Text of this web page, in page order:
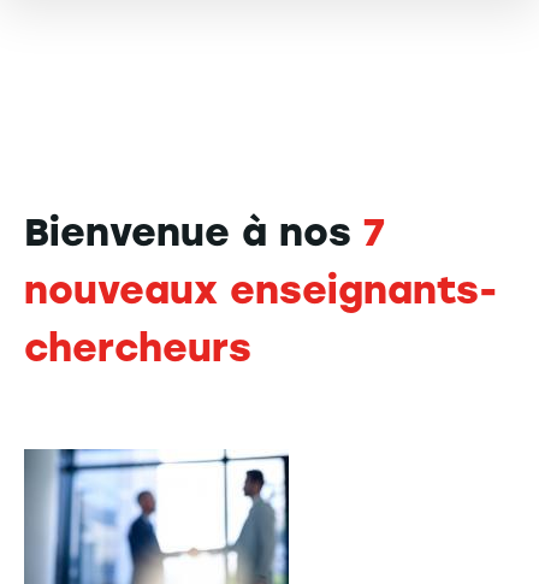
Bienvenue à nos 7
nouveaux enseignants-
chercheurs